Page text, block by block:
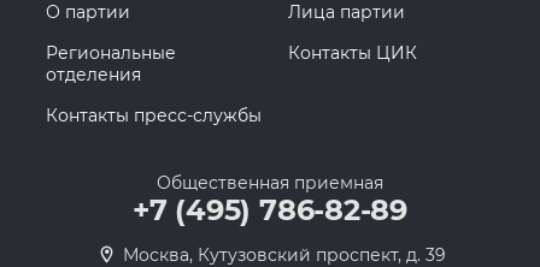
О партии
Лица партии
Региональные
отделения
Контакты ЦИК
Контакты пресс-службы
Общественная приемная
+7 (495) 786-82-89
Москва, Кутузовский проспект, д. 39